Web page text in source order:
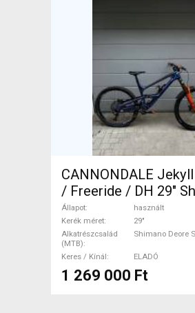
CANNONDALE
/ Freeride / DH 29"
Deore Shadow+
ELADÓ
Állapot
használt
Kerék méret
29"
Alkatrészcsalád
(MTB)
Shimano Deore
Keres / Kínál ELADÓ
1 269 000 Ft